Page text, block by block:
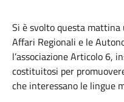
Si è svolto questa
Affari Regionali e le
l’associazione Articolo 6,
costituitosi per
che interessano le lingue